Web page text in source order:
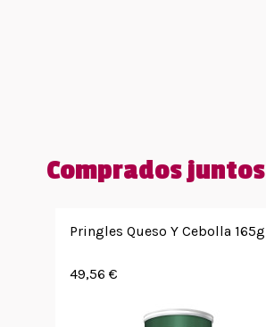
Comprados
Pringles Queso Y Cebolla
49,56 €